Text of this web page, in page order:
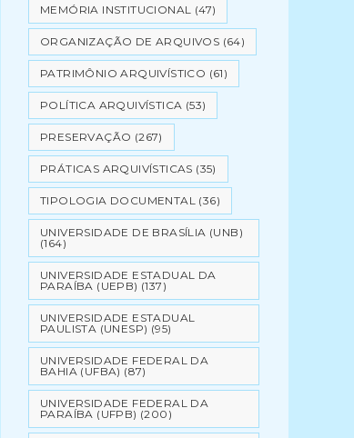
MEMÓRIA INSTITUCIONAL (47)
ORGANIZAÇÃO DE ARQUIVOS (64)
PATRIMÔNIO ARQUIVÍSTICO (61)
POLÍTICA ARQUIVÍSTICA (53)
PRESERVAÇÃO (267)
PRÁTICAS ARQUIVÍSTICAS (35)
TIPOLOGIA DOCUMENTAL (36)
UNIVERSIDADE DE BRASÍLIA (UNB)
(164)
UNIVERSIDADE ESTADUAL DA
PARAÍBA (UEPB) (137)
UNIVERSIDADE ESTADUAL
PAULISTA (UNESP) (95)
UNIVERSIDADE FEDERAL DA
BAHIA (UFBA) (87)
UNIVERSIDADE FEDERAL DA
PARAÍBA (UFPB) (200)